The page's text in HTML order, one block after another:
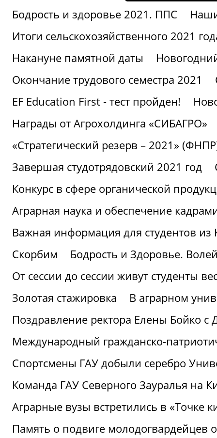
Бодрость и здоровье 2021. ППС
Итоги сельскохозяйственного 2021
Накануне памятной даты
Окончание трудового семестра 2021
EF Education First - тест пройден!
Награды от Агрохолдинга «СИБАГРО»
«Стратегический резерв – 2021»
Завершая студотрядовский 2021 год
Конкурс в сфере органической
Аграрная наука и обеспечение
Важная информация для студентов из
Скорбим
Бодрость и Здоровье.
От сессии до сессии живут студенты
Золотая стажировка
В аграрном
Поздравление ректора Елены Бойко с
Международный гражданско-
Спортсмены ГАУ добыли серебро
Команда ГАУ Северного Зауралья на
Аграрные вузы встретились в «Точке
Память о подвиге молодогвардейцев